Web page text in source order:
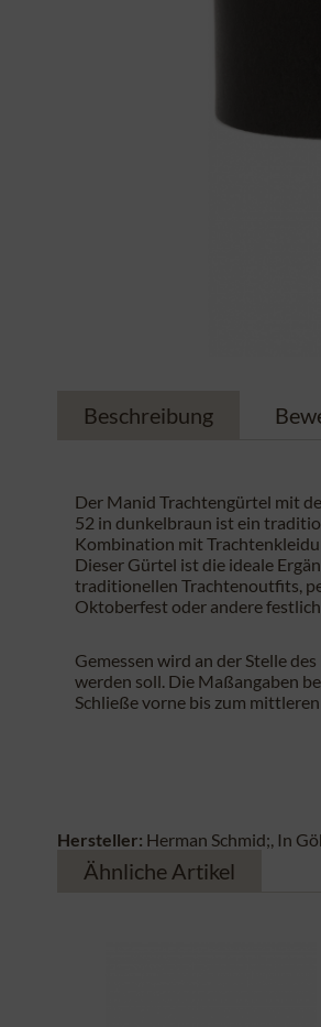
Beschreibung
Der Manid Trachtengürtel mit
52 in dunkelbraun ist ein
Kombination mit
Dieser Gürtel ist die ideale
traditionellen Trachtenoutfits,
Oktoberfest oder andere
Gemessen wird an der Stelle
werden soll. Die Maßangaben
Schließe vorne bis zum
Hersteller: Herman Schmid;, In
Ähnliche Artikel